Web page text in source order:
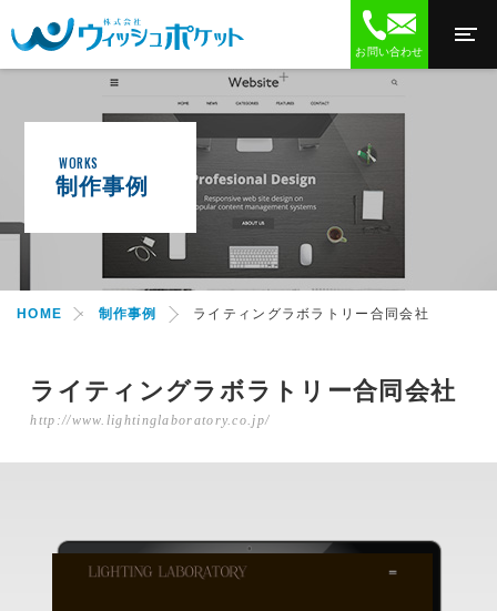
お問い合わせ
WORKS
制作事例
HOME 制作事例 ライティングラボラトリー合同会社
ライティングラボラトリー合同会社
http://www.lightinglaboratory.co.jp/